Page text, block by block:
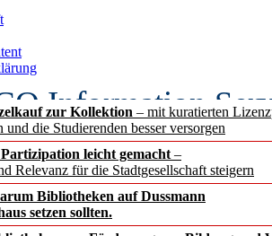
zur Kollektion – mit kuratierten
die Studierenden besser versorgen
leicht gemacht –
Relevanz für die Stadtgesellschaft steigern
Bibliotheken auf Dussmann
setzen sollten.
Information
in
Institut neu
und